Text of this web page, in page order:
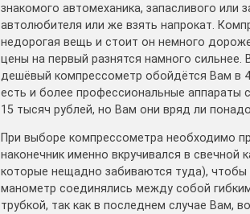
знакомого автомеханика, запасливого или
автолюбителя или же взять напрокат.
недорогая вещь и стоит он немного
цены на первый разнятся намного
дешёвый компрессометр обойдётся Вам в
есть и более профессиональные аппараты
15 тысяч рублей, но Вам они вряд ли
При выборе компрессометра необходимо
наконечник именно вкручивался в свечной
которые нещадно забиваются туда), чтобы
манометр соединялись между собой
трубкой, так как в последнем случае Вам,